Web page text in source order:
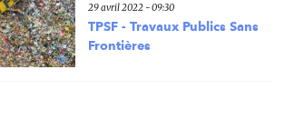
29 avril 2022 - 09:30
TPSF - Travaux Publics Sans
Frontières